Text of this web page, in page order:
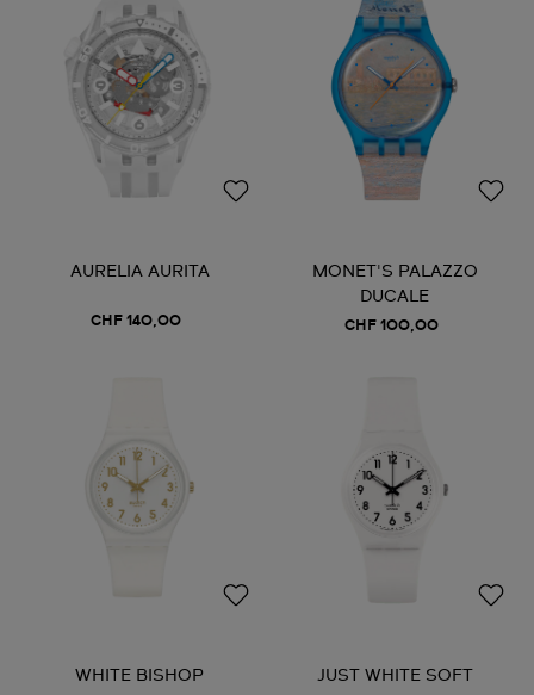
AURELIA AURITA
CHF 140,00
MONET'S PALAZZO
DUCALE
CHF 100,00
WHITE BISHOP JUST WHITE SOFT